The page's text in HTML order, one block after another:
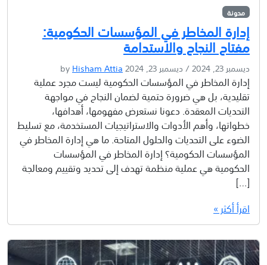
مدونة
إدارة المخاطر في المؤسسات الحكومية:
مفتاح النجاح والاستدامة
ديسمبر 23, 2024 /ديسمبر 23, 2024 Hisham Attia
إدارة المخاطر في المؤسسات الحكومية ليست مجرد عملية
تقليدية، بل هي ضرورة حتمية لضمان النجاح في مواجهة
التحديات المعقدة. دعونا نستعرض مفهومها، أهدافها،
خطواتها، وأهم الأدوات والاستراتيجيات المستخدمة، مع تسليط
الضوء على التحديات والحلول المتاحة. ما هي إدارة المخاطر في
المؤسسات الحكومية؟ إدارة المخاطر في المؤسسات
الحكومية هي عملية منظمة تهدف إلى تحديد وتقييم ومعالجة
[…]
اقرأ أكثر »